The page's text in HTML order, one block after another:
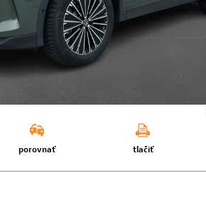
porovnať tlačiť